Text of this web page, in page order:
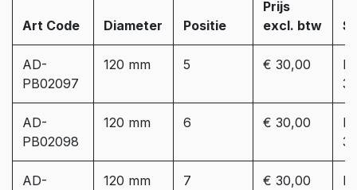
Art Code Diameter Positie
Prijs
excl. btw
AD-
PB02097
120 mm 5 € 30,00
3
AD-
PB02098
120 mm 6 € 30,00
3
AD-
120 mm 7 € 30,00